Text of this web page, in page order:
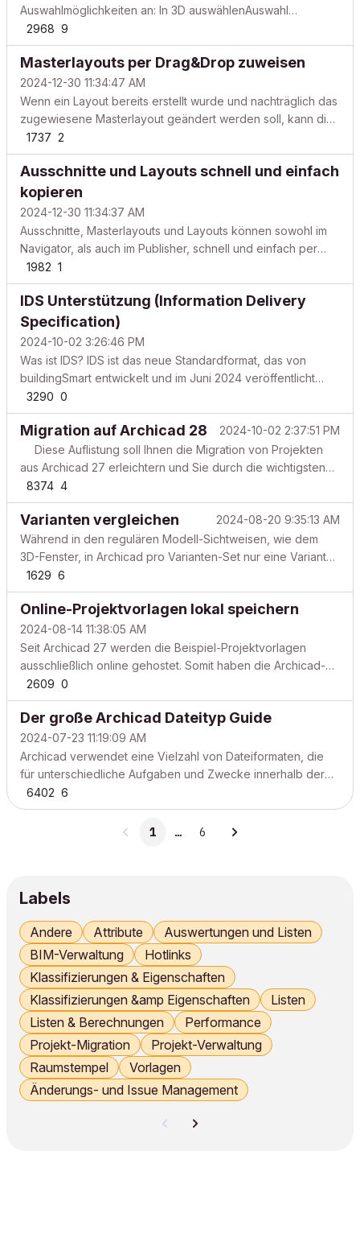
Auswahlmöglichkeiten an: In 3D auswählenAuswahl
ausblendenAuswahl anzeigenAuswahl im 3D
anzeigenMarkierungsrahmen im 3D anzeigenAlle
anzeigenIm Grundriss auswählenNur Grundrissauswahl
auflistenAus Auswertung im Grundriss oder 3D a...
2968 9
Masterlayouts per Drag&Drop zuweisen
2024-12-30 11:34:47 AM
Wenn ein Layout bereits erstellt wurde und nachträglich das
zugewiesene Masterlayout geändert werden soll, kann dies
per Drag&Drop einfach und schnell angepasst werden.
Dafür muss das gewünschte Masterlayout auf das
anzupassende Layout mit der Maus gezogen werden.
1737 2
Ausschnitte und Layouts schnell und einfach
kopieren
2024-12-30 11:34:37 AM
Ausschnitte, Masterlayouts und Layouts können sowohl im
Navigator, als auch im Publisher, schnell und einfach per
Tastaturkürzel dupliziert werden. Ausschnitte, Masterlayouts
oder Layouts im Navigator oder Publisher auswählen und
linke Maustaste gedrückt halten. Anschließend...
1982 1
IDS Unterstützung (Information Delivery
Specification)
2024-10-02 3:26:46 PM
Was ist IDS? IDS ist das neue Standardformat, das von
buildingSmart entwickelt und im Juni 2024 veröffentlicht
wurde. IDS, oder Information Delivery Specifications,
ermöglicht die formale Darstellung der AIA (Auftraggeber-
Informationsanforderungen) in einem Format, das sowoh...
3290 0
Migration auf Archicad 28
2024-10-02 2:37:51 PM
Diese Auflistung soll Ihnen die Migration von Projekten
aus Archicad 27 erleichtern und Sie durch die wichtigsten
Punkte bei einer Migration führen.
VorbereitungBackupBibliothekenKlassifizierung und
EigenschaftenIFC ÜbersetzerHotlinks Vorbereitung Machen
Sie sich mit den Ä...
8374 4
Varianten vergleichen
2024-08-20 9:35:13 AM
Während in den regulären Modell-Sichtweisen, wie dem
3D-Fenster, in Archicad pro Varianten-Set nur eine Variante
sichtbar geschaltet werden kann, ermöglicht der Modell
Vergleich in einem Tab den direkten Vergleich
verschiedener Varianten als 3D-Sicht. 3D-Fenster Modell
Vergl...
1629 6
Online-Projektvorlagen lokal speichern
2024-08-14 11:38:05 AM
Seit Archicad 27 werden die Beispiel-Projektvorlagen
ausschließlich online gehostet. Somit haben die Archicad-
Nutzer:innen stets Zugriff auf die aktuellsten Vorlagen. In
manchen Fällen kann es allerdings praktisch sein, die
Beispiel-Projektvorlagedateien auch auf dem eigenen...
2609 0
Der große Archicad Dateityp Guide
2024-07-23 11:19:09 AM
Archicad verwendet eine Vielzahl von Dateiformaten, die
für unterschiedliche Aufgaben und Zwecke innerhalb der
Archicad-Umgebung genutzt werden. Archicad
ProjektdateienBIMx DateiTeamwork DateienBibliothek
FormateDiagnostik FormateLegacy Datei-Formate Archicad
6402 6
1 … 6
Labels
Andere Attribute
Auswertungen und Listen
BIM-Verwaltung
Hotlinks
Klassifizierungen & Eigenschaften
Klassifizierungen &amp Eigenschaften
Listen
Listen & Berechnungen
Performance
Projekt-Migration
Projekt-Verwaltung
Raumstempel
Vorlagen
Änderungs- und Issue Management